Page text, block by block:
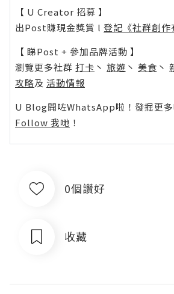
【 U Creator 招募 】
出Post賺現金獎賞 l 登記《社群創作
【 睇Post + 參加品牌活動 】
瀏覽更多社群 打卡 丶 旅遊 丶 美食 丶
攻略及 活動情報
U Blog開咗WhatsApp啦！發掘更多
Follow 我哋 ！
0個讚好
收藏